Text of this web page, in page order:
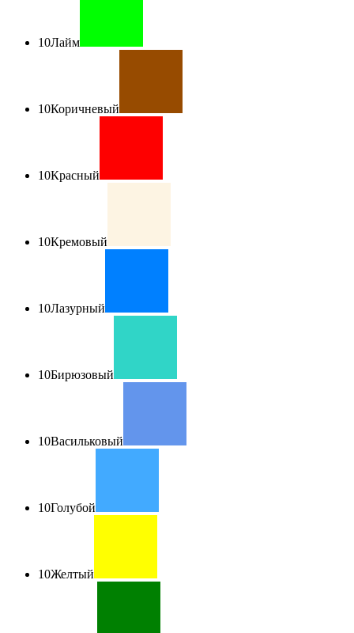
10Лайм
10Коричневый
10Красный
10Кремовый
10Лазурный
10Бирюзовый
10Васильковый
10Голубой
10Желтый